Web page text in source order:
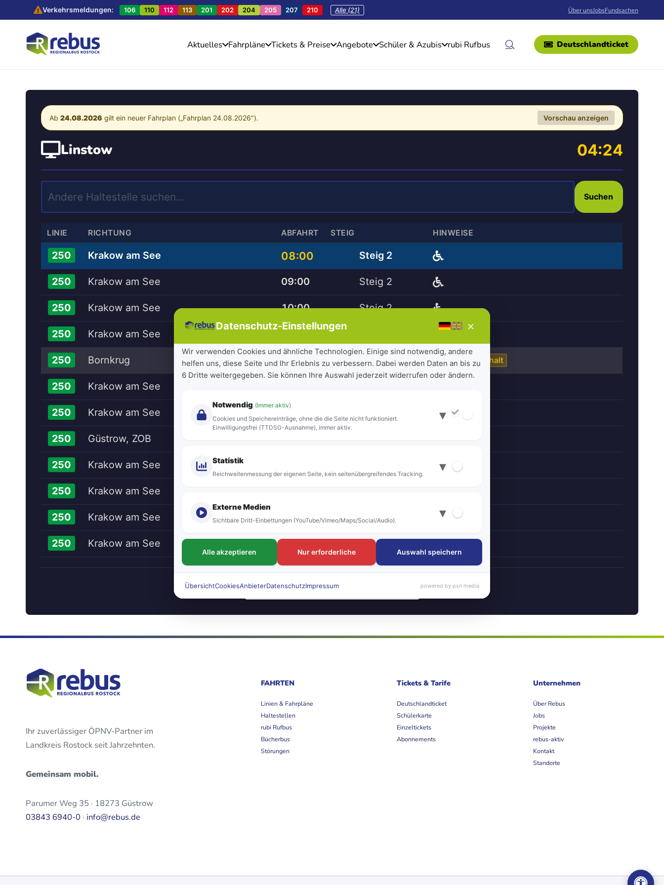
Verkehrsmeldungen: 106 110 112 113 201 202 204 205 207 210 Alle (21) Über unsJobsFundsachen
Aktuelles Fahrpläne Tickets & Preise Angebote Schüler & Azubis rubi Rufbus Deutschlandticket
Ab24.08.2026 gilt ein neuer Fahrplan („Fahrplan 24.08.2026"). Vorschau anzeigen
Linstow 04:24
Suchen
LINIE RICHTUNG ABFAHRT STEIG HINWEISE
250 Krakow am See 08:00 Steig 2
250 Krakow am See 09:00 Steig 2
250 Krakow am See 10:00 Steig 2
250 Krakow am See 12:00
250 Bornkrug 13:59 Steig 1 Bedarfshalt
250 Krakow am See
250 Krakow am See 14:20
250 Güstrow, ZOB
250 Krakow am See
250 Krakow am See
250 Krakow am See 20:00 Steig 2
250 Krakow am See 22:00 Steig 2
Vollständige Abfahrtstafel anzeigen
Ihr zuverlässiger ÖPNV-Partner im
Landkreis Rostock seit Jahrzehnten.
Gemeinsam mobil.
Parumer Weg 35 · 18273 Güstrow
03843 6940-0 · info@rebus.de
FAHRTEN
Linien & Fahrpläne
Haltestellen
rubi Rufbus
Bücherbus
Störungen
Tickets & Tarife
Deutschlandticket
Schülerkarte
Einzeltickets
Abonnements
Unternehmen
Über Rebus
Jobs
Projekte
rebus-aktiv
Kontakt
Standorte
Datenschutz-Einstellungen ×
Wir verwenden Cookies und ähnliche Technologien. Einige sind notwendig, andere
helfen uns, diese Seite und Ihr Erlebnis zu verbessern. Dabei werden Daten an bis zu
6 Dritte weitergegeben. Sie können Ihre Auswahl jederzeit widerrufen oder ändern.
Notwendig (Immer aktiv)
Cookies und Speichereinträge, ohne die die Seite nicht funktioniert.
Einwilligungsfrei (TTDSG-Ausnahme), immer aktiv.
▾
Statistik
Reichweitenmessung der eigenen Seite, kein seitenübergreifendes Tracking. ▾
Externe Medien
Sichtbare Dritt-Einbettungen (YouTube/Vimeo/Maps/Social/Audio). ▾
Alle akzeptieren Nur erforderliche Auswahl speichern
ÜbersichtCookiesAnbieterDatenschutzImpressum powered by psn media